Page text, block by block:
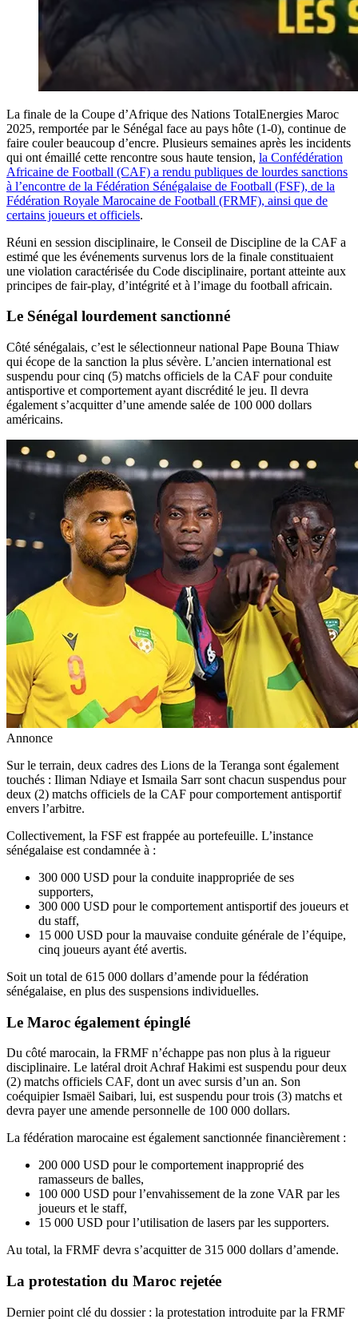
La finale de la Coupe d’Afrique des Nations TotalEnergies Maroc
2025, remportée par le Sénégal face au pays hôte (1-0), continue de
faire couler beaucoup d’encre. Plusieurs semaines après les incidents
qui ont émaillé cette rencontre sous haute tension, la Confédération
Africaine de Football (CAF) a rendu publiques de lourdes sanctions
à l’encontre de la Fédération Sénégalaise de Football (FSF), de la
Fédération Royale Marocaine de Football (FRMF), ainsi que de
certains joueurs et officiels.
Réuni en session disciplinaire, le Conseil de Discipline de la CAF a
estimé que les événements survenus lors de la finale constituaient
une violation caractérisée du Code disciplinaire, portant atteinte aux
principes de fair-play, d’intégrité et à l’image du football africain.
Le Sénégal lourdement sanctionné
Côté sénégalais, c’est le sélectionneur national Pape Bouna Thiaw
qui écope de la sanction la plus sévère. L’ancien international est
suspendu pour cinq (5) matchs officiels de la CAF pour conduite
antisportive et comportement ayant discrédité le jeu. Il devra
également s’acquitter d’une amende salée de 100 000 dollars
américains.
Annonce
Sur le terrain, deux cadres des Lions de la Teranga sont également
touchés : Iliman Ndiaye et Ismaila Sarr sont chacun suspendus pour
deux (2) matchs officiels de la CAF pour comportement antisportif
envers l’arbitre.
Collectivement, la FSF est frappée au portefeuille. L’instance
sénégalaise est condamnée à :
300 000 USD pour la conduite inappropriée de ses
supporters,
300 000 USD pour le comportement antisportif des joueurs et
du staff,
15 000 USD pour la mauvaise conduite générale de l’équipe,
cinq joueurs ayant été avertis.
Soit un total de 615 000 dollars d’amende pour la fédération
sénégalaise, en plus des suspensions individuelles.
Le Maroc également épinglé
Du côté marocain, la FRMF n’échappe pas non plus à la rigueur
disciplinaire. Le latéral droit Achraf Hakimi est suspendu pour deux
(2) matchs officiels CAF, dont un avec sursis d’un an. Son
coéquipier Ismaël Saibari, lui, est suspendu pour trois (3) matchs et
devra payer une amende personnelle de 100 000 dollars.
La fédération marocaine est également sanctionnée financièrement :
200 000 USD pour le comportement inapproprié des
ramasseurs de balles,
100 000 USD pour l’envahissement de la zone VAR par les
joueurs et le staff,
15 000 USD pour l’utilisation de lasers par les supporters.
Au total, la FRMF devra s’acquitter de 315 000 dollars d’amende.
La protestation du Maroc rejetée
Dernier point clé du dossier : la protestation introduite par la FRMF